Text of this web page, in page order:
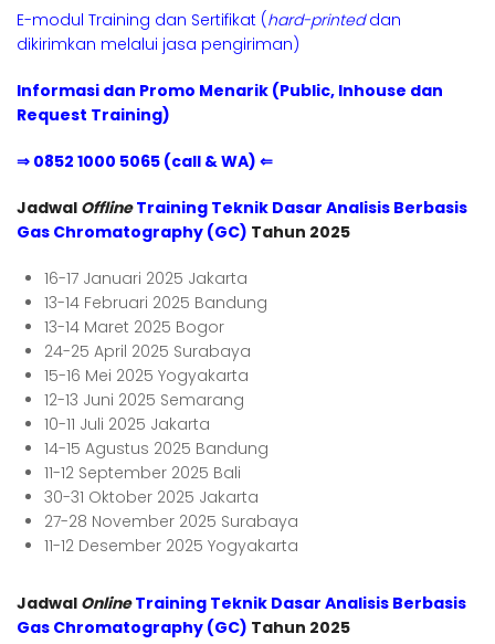
E-modul Training dan Sertifikat (hard-printeddan
dikirimkan melalui jasa pengiriman)
Informasi dan Promo Menarik (Public, Inhouse dan
Request Training)
⇒ 0852 1000 5065 (call & WA) ⇐
Jadwal OfflineTraining Teknik Dasar Analisis Berbasis
Gas Chromatography (GC) Tahun 2025
16-17 Januari 2025 Jakarta
13-14 Februari 2025 Bandung
13-14 Maret 2025 Bogor
24-25 April 2025 Surabaya
15-16 Mei 2025 Yogyakarta
12-13 Juni 2025 Semarang
10-11 Juli 2025 Jakarta
14-15 Agustus 2025 Bandung
11-12 September 2025 Bali
30-31 Oktober 2025 Jakarta
27-28 November 2025 Surabaya
11-12 Desember 2025 Yogyakarta
Jadwal OnlineTraining Teknik Dasar Analisis Berbasis
Gas Chromatography (GC) Tahun 2025